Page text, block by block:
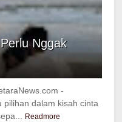
Nggak
-
pilihan dalam kisah cinta
Readmore